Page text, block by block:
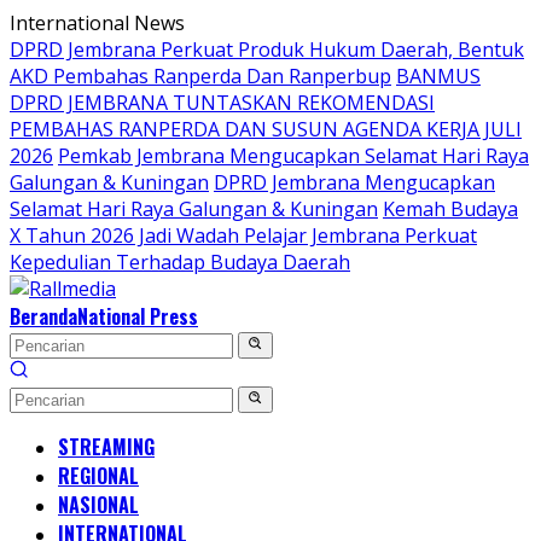
Langsung
ke
konten
International News
DPRD Jembrana Perkuat Produk Hukum Daerah, Bentuk
AKD Pembahas Ranperda Dan Ranperbup BANMUS
DPRD JEMBRANA TUNTASKAN REKOMENDASI
PEMBAHAS RANPERDA DAN SUSUN AGENDA KERJA JULI
2026 Pemkab Jembrana Mengucapkan Selamat Hari Raya
Galungan & Kuningan DPRD Jembrana Mengucapkan
Selamat Hari Raya Galungan & Kuningan Kemah Budaya
X Tahun 2026 Jadi Wadah Pelajar Jembrana Perkuat
Kepedulian Terhadap Budaya Daerah
BerandaNational Press
STREAMING
REGIONAL
NASIONAL
INTERNATIONAL